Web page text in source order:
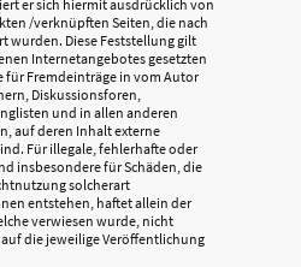
er sich hiermit ausdrücklich von
/verknüpften Seiten, die nach
wurden. Diese Feststellung gilt
Internetangebotes gesetzten
für Fremdeinträge in vom Autor
Diskussionsforen,
und in allen anderen
auf deren Inhalt externe
Für illegale, fehlerhafte oder
insbesondere für Schäden, die
solcherart
entstehen, haftet allein der
verwiesen wurde, nicht
die jeweilige Veröffentlichung